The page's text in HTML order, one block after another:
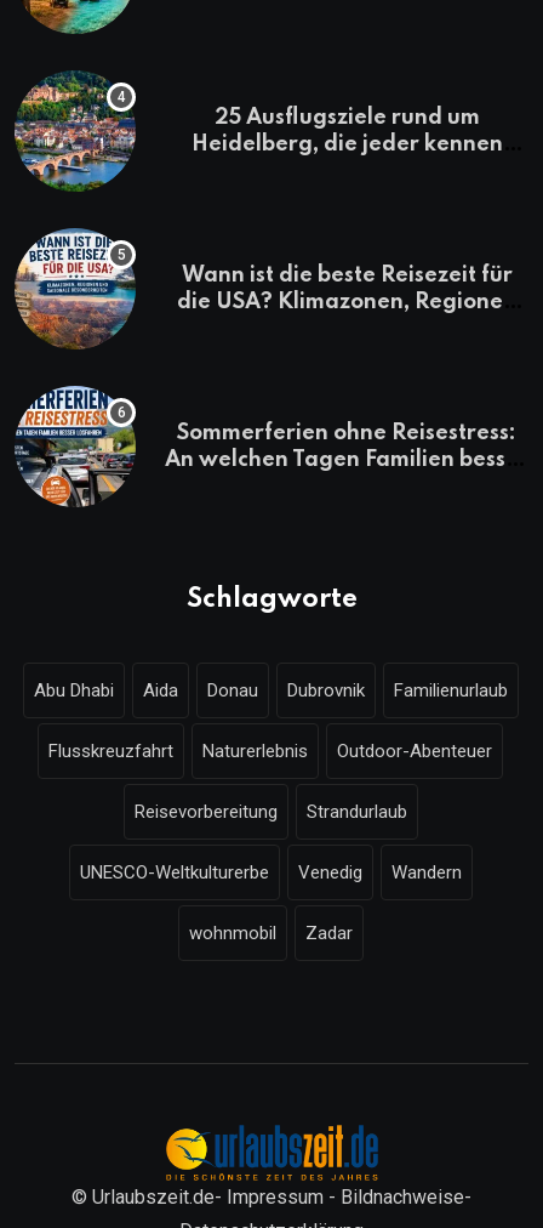
25 Ausflugsziele rund um
Heidelberg, die jeder kennen
Wann ist die beste Reisezeit für
die USA? Klimazonen, Regionen
Sommerferien ohne Reisestress:
An welchen Tagen Familien besser
Schlagworte
Abu Dhabi Aida Donau Dubrovnik Familienurlaub
Flusskreuzfahrt Naturerlebnis Outdoor-Abenteuer
Reisevorbereitung Strandurlaub
UNESCO-Weltkulturerbe Venedig Wandern
wohnmobil Zadar
© Urlaubszeit.de- Impressum - Bildnachweise-